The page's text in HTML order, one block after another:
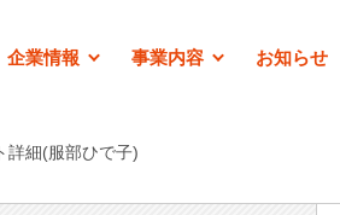
企業情報 事業内容 お知らせ
詳細(服部ひで子)